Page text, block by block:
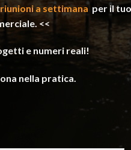
a settimana per il tuo
<<
e numeri reali!
nella pratica.